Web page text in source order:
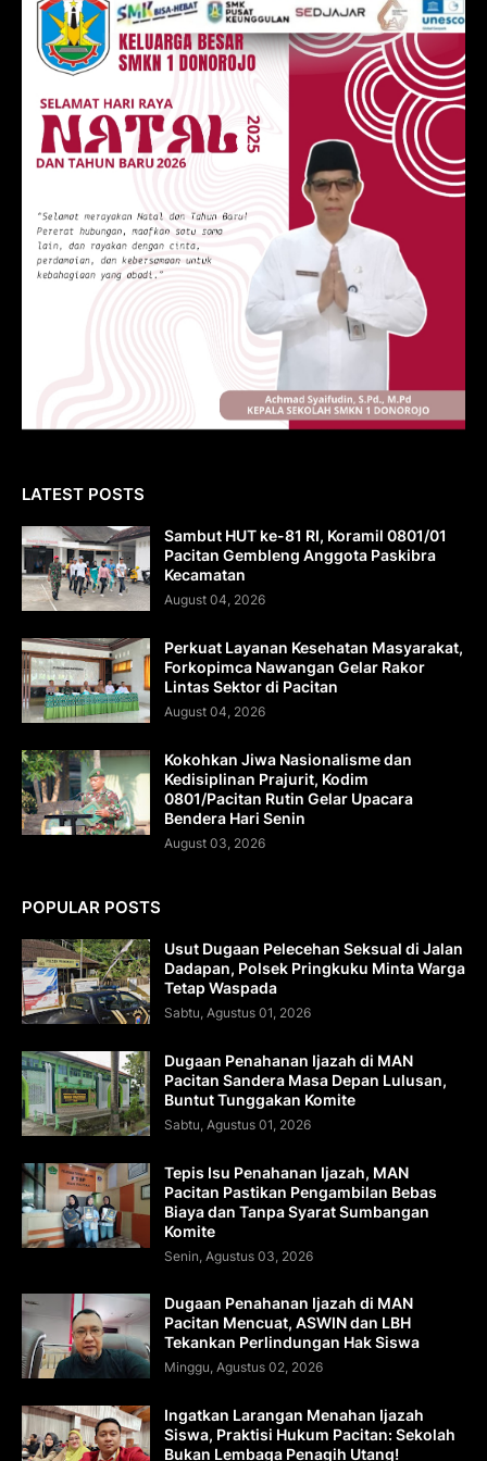
LATEST POSTS
Sambut HUT ke-81 RI, Koramil 0801/01
Pacitan Gembleng Anggota Paskibra
Kecamatan
August 04, 2026
Perkuat Layanan Kesehatan Masyarakat,
Forkopimca Nawangan Gelar Rakor
Lintas Sektor di Pacitan
August 04, 2026
Kokohkan Jiwa Nasionalisme dan
Kedisiplinan Prajurit, Kodim
0801/Pacitan Rutin Gelar Upacara
Bendera Hari Senin
August 03, 2026
POPULAR POSTS
Usut Dugaan Pelecehan Seksual di Jalan
Dadapan, Polsek Pringkuku Minta Warga
Tetap Waspada
Sabtu, Agustus 01, 2026
Dugaan Penahanan Ijazah di MAN
Pacitan Sandera Masa Depan Lulusan,
Buntut Tunggakan Komite
Sabtu, Agustus 01, 2026
Tepis Isu Penahanan Ijazah, MAN
Pacitan Pastikan Pengambilan Bebas
Biaya dan Tanpa Syarat Sumbangan
Komite
Senin, Agustus 03, 2026
Dugaan Penahanan Ijazah di MAN
Pacitan Mencuat, ASWIN dan LBH
Tekankan Perlindungan Hak Siswa
Minggu, Agustus 02, 2026
Ingatkan Larangan Menahan Ijazah
Siswa, Praktisi Hukum Pacitan: Sekolah
Bukan Lembaga Penagih Utang!